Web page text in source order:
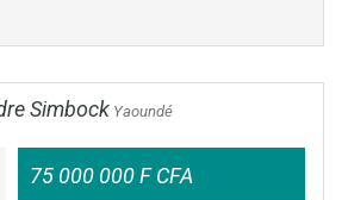
Simbock Yaoundé
75 000 000 F CFA